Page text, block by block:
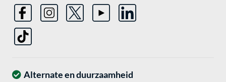
Alternate en duurzaamheid